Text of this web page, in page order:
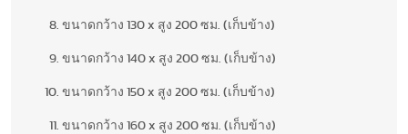
ขนาดกว้าง 130 x สูง 200 ซม. (เก็บข้าง)
ขนาดกว้าง 140 x สูง 200 ซม. (เก็บข้าง)
ขนาดกว้าง 150 x สูง 200 ซม. (เก็บข้าง)
ขนาดกว้าง 160 x สูง 200 ซม. (เก็บข้าง)